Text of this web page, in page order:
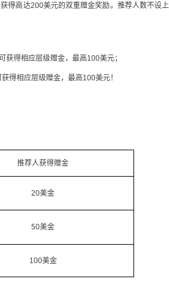
得高达200美元的双重赠金奖励。推荐人数不设
获得相应层级赠金，最高100美元；
得相应层级赠金，最高100美元！
推荐人获得赠金
20美金
50美金
100美金